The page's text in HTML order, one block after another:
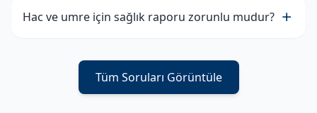
Hac ve umre için sağlık raporu zorunlu mudur?
Tüm Soruları Görüntüle